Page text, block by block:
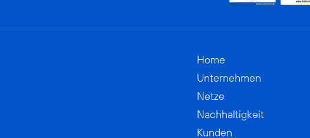
Home
Unternehmen
Netze
Nachhaltigkeit
Kunden